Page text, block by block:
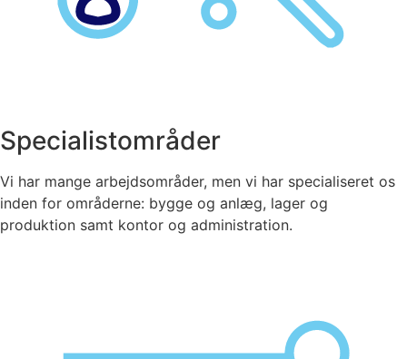
Specialistområder
Vi har mange arbejdsområder, men vi har specialiseret os
inden for områderne: bygge og anlæg, lager og
produktion samt kontor og administration.